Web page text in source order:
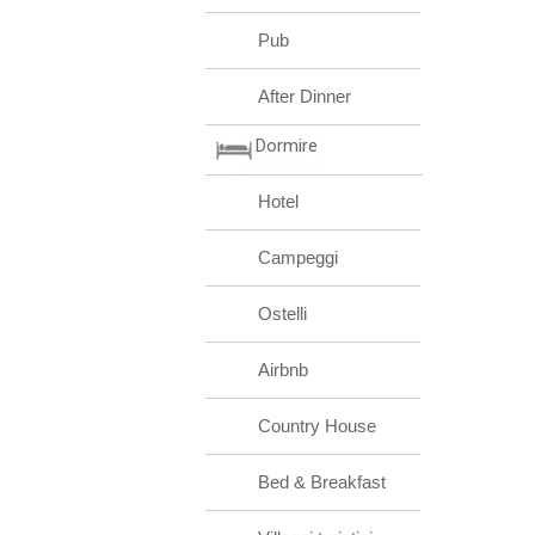
Pub
After Dinner
Dormire
Hotel
Campeggi
Ostelli
Airbnb
Country House
Bed & Breakfast